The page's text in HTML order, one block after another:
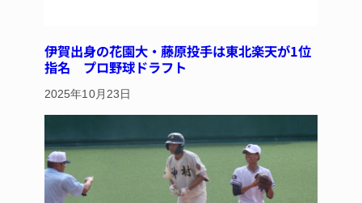
伊賀出身の花園大・藤原投手は東北楽天が1位
指名 プロ野球ドラフト
2025年10月23日